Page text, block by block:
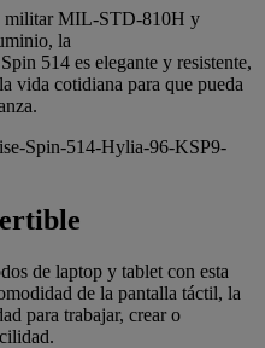
militar MIL-STD-810H y
la
514 es elegante y resistente,
vida cotidiana para que pueda
de laptop y tablet con esta
de la pantalla táctil, la
para trabajar, crear o